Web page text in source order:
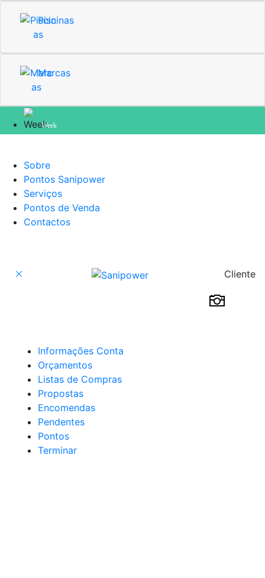
Piscinas
Marcas
Week
Sobre
Pontos Sanipower
Serviços
Pontos de Venda
Contactos
Cliente
Informações Conta
Orçamentos
Listas de Compras
Propostas
Encomendas
Pendentes
Pontos
Terminar